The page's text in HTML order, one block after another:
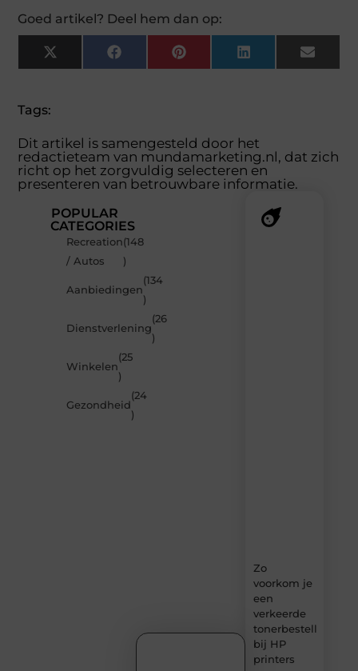
Goed artikel? Deel hem dan op:
X
(Twitter)
FacebookPinterestLinkedInEmail
Tags:
Dit artikel is samengesteld door het
redactieteam van mundamarketing.nl, dat zich
richt op het zorgvuldig selecteren en
presenteren van betrouwbare informatie.
POPULAR
CATEGORIES
Recreation
/ Autos
(148
)
Aanbiedingen
(134
)
Dienstverlening
(26
)
Winkelen
(25
)
Gezondheid
(24
)
Zo
voorkom je
een
verkeerde
tonerbestelling
bij HP
printers